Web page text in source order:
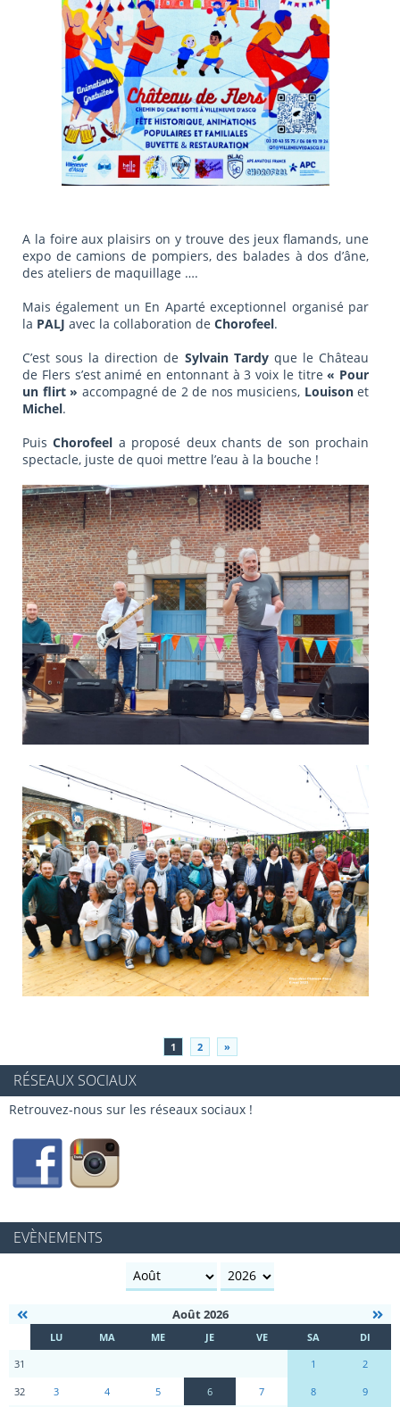
RÉSEAUX SOCIAUX
Retrouvez-nous sur les réseaux sociaux !
EVÈNEMENTS
mois année
Août 2026
LU MA ME JE VE SA
DI
31
1 2
32 3 4 5 6 7 8 9
A la foire aux plaisirs on y trouve des jeux flamands, une
expo de camions de pompiers, des balades à dos d’âne,
des ateliers de maquillage ….
Mais également un En Aparté exceptionnel organisé par
la PALJ avec la collaboration de Chorofeel.
C’est sous la direction de Sylvain Tardyque le Château
de Flers s’est animé en entonnant à 3 voix le titre« Pour
un flirt » accompagné de 2 de nos musiciens, Louisonet
Michel.
PuisChorofeel a proposé deux chants de son prochain
spectacle, juste de quoi mettre l’eau à la bouche !
1 2 »